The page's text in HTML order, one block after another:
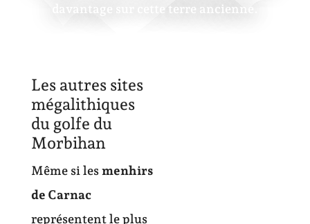
davantage sur cette terre ancienne.
Les autres sites
mégalithiques
du golfe du
Morbihan
Même si lesmenhirs
de Carnac
représentent le plus